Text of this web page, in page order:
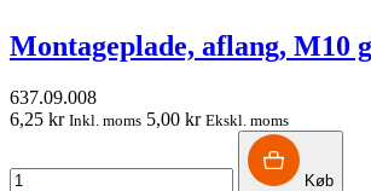
Montageplade, aflang, M10
637.09.008
6,25 kr Inkl. moms 5,00 kr Ekskl. moms
Køb